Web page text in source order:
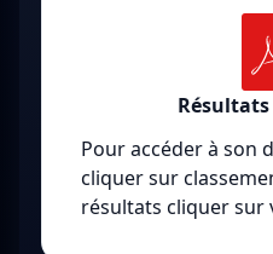
Pour accéder à son
cliquer sur
résultats cliquer sur